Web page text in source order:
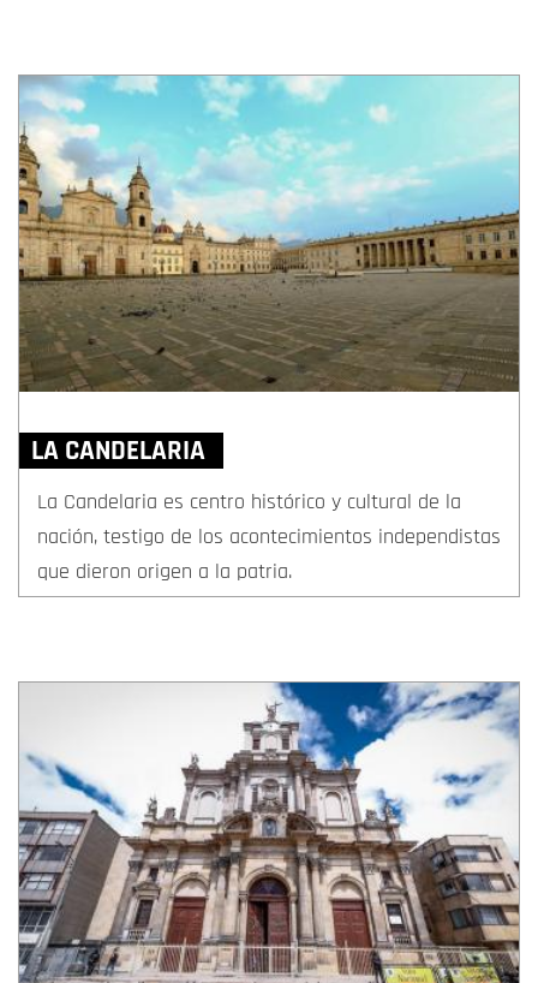
LA CANDELARIA
La Candelaria es centro histórico y cultural de la
nación, testigo de los acontecimientos independistas
que dieron origen a la patria.